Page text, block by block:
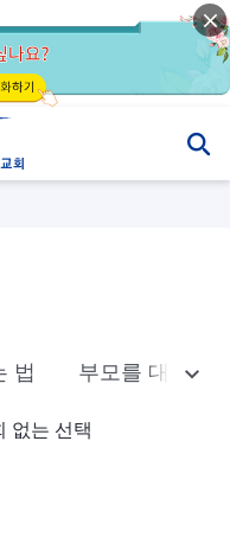
법 부모를 대하는
없는 선택